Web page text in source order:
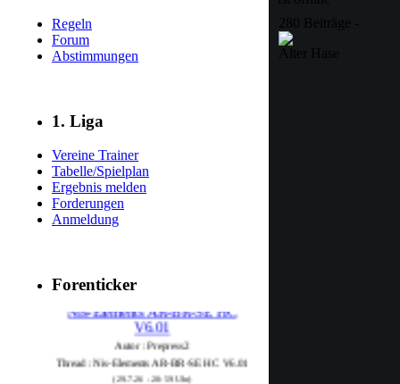
Regeln
Forum
Abstimmungen
1. Liga
Vereine Trainer
Tabelle/Spielplan
Ergebnis melden
Forderungen
Anmeldung
Forenticker
V6.01
Autor : Prepress2
Thread : Nis-Elements AR-BR-SE HC V6.01
(29.7.26 - 20:59 Uhr)
280 Beiträge -
Alter Hase